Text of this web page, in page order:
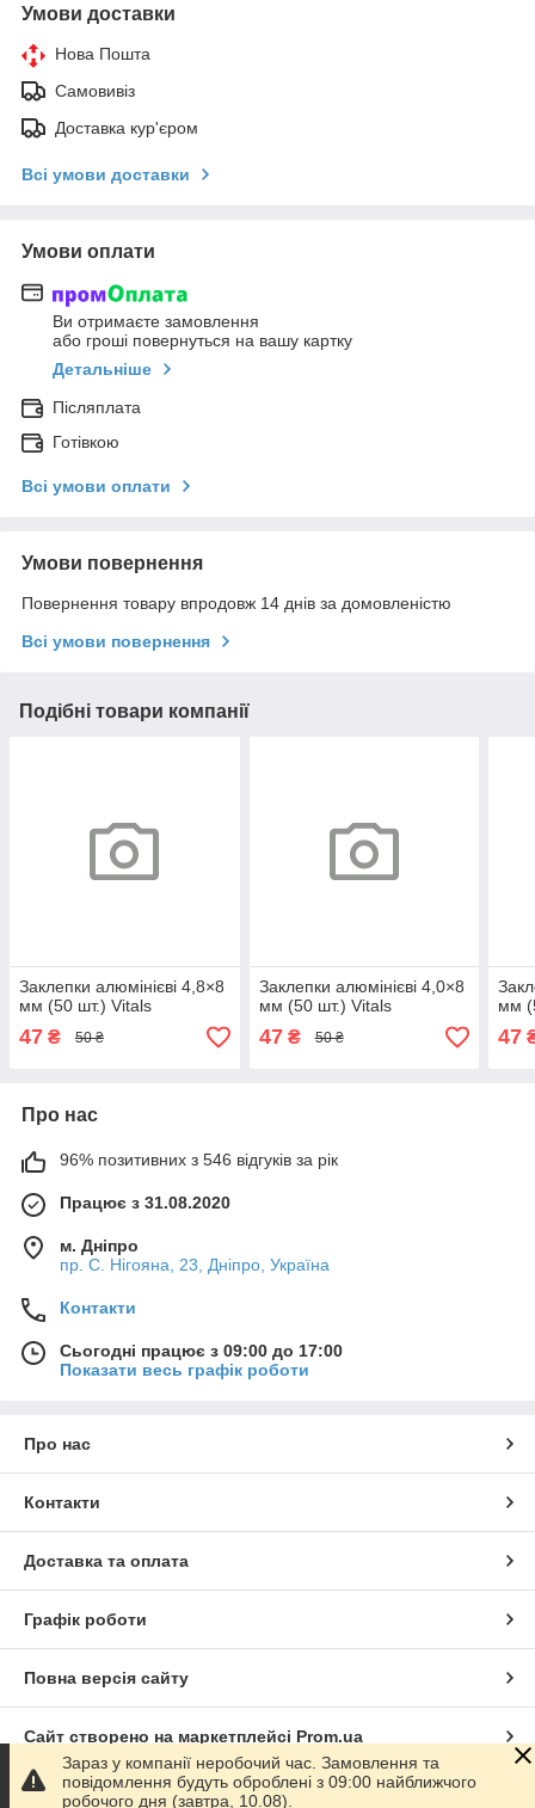
Умови доставки
Нова Пошта
Самовивіз
Доставка кур'єром
Всі умови доставки
Умови оплати
Ви отримаєте замовлення
або гроші повернуться на вашу картку
Детальніше
Післяплата
Готівкою
Всі умови оплати
Умови повернення
Повернення товару впродовж 14 днів за домовленістю
Всі умови повернення
Подібні товари компанії
Заклепки алюмінієві 4,8×8
мм (50 шт.) Vitals
47 ₴ 50 ₴
Заклепки алюмінієві 4,0×8
мм (50 шт.) Vitals
47₴ 50 ₴
мм
47
Про нас
96% позитивних з 546 відгуків за рік
Працює з 31.08.2020
м. Дніпро
пр. С. Нігояна, 23, Дніпро, Україна
Контакти
Сьогодні працює з 09:00 до 17:00
Показати весь графік роботи
Про нас
Контакти
Доставка та оплата
Графік роботи
Повна версія сайту
Сайт створено на маркетплейсі Prom.ua
Політика конфіденційності
Зараз у компанії неробочий час. Замовлення та
повідомлення будуть оброблені з 09:00 найближчого
робочого дня (завтра, 10.08).